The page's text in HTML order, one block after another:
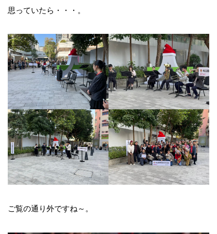
思っていたら・・・。
ご覧の通り外ですね～。